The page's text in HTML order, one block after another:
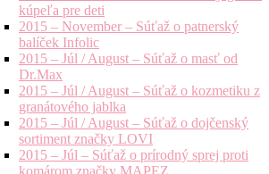
kúpeľa pre deti
2015 – November – Súťaž o patnerský
balíček Infolic
2015 – Júl / August – Súťaž o masť od
Dr.Max
2015 – Júl / August – Súťaž o kozmetiku z
granátového jablka
2015 – Júl / August – Súťaž o dojčenský
sortiment značky LOVI
2015 – Júl – Súťaž o prírodný sprej proti
komárom značky MAPEZ